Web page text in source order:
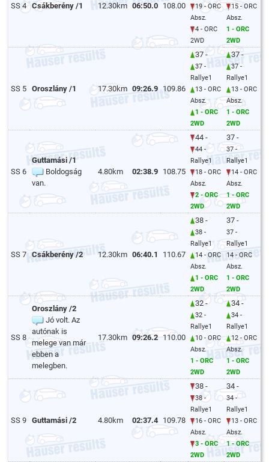
SS 4 Csákberény /1 12.30km 06:50.0 108.00
19 - ORC
Absz.
4 - ORC
2WD
15 - ORC
Absz.
1 - ORC
2WD
SS 5 Oroszlány /1 17.30km 09:26.9 109.86
37 -
37 -
Rallye1
13 - ORC
Absz.
1 - ORC
2WD
37 -
37 -
Rallye1
13 - ORC
Absz.
1 - ORC
2WD
SS 6
Guttamási /1
Boldogság
van.
4.80km 02:38.9 108.75
44 -
44 -
Rallye1
18 - ORC
Absz.
2 - ORC
2WD
37 -
37 -
Rallye1
14 - ORC
Absz.
1 - ORC
2WD
SS 7 Csákberény /2 12.30km 06:40.1 110.67
38 -
38 -
Rallye1
14 - ORC
Absz.
1 - ORC
2WD
37 -
37 -
Rallye1
14 - ORC
Absz.
1 - ORC
2WD
SS 8
Oroszlány /2
Jó volt. Az
autónak is
melege van már
ebben a
melegben.
17.30km 09:26.2 110.00
32 -
32 -
Rallye1
10 - ORC
Absz.
1 - ORC
2WD
34 -
34 -
Rallye1
12 - ORC
Absz.
1 - ORC
2WD
SS 9 Guttamási /2 4.80km 02:37.4 109.78
38 -
38 -
Rallye1
16 - ORC
Absz.
3 - ORC
2WD
34 -
34 -
Rallye1
13 - ORC
Absz.
1 - ORC
2WD